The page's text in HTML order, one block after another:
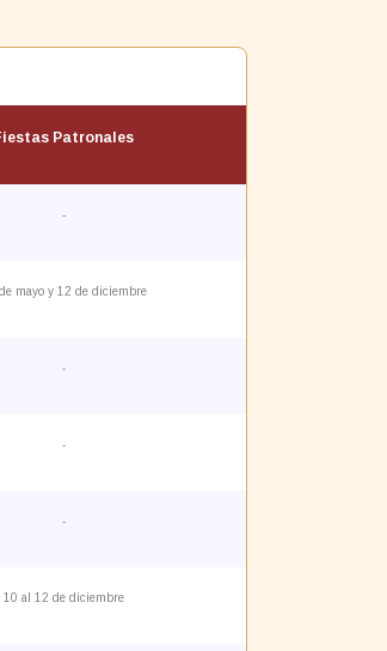
Patronales
-
mayo y 12 de diciembre
-
-
-
10 al 12 de diciembre